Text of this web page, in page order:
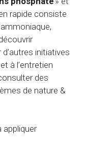
rapide consiste
initiatives
à l’entretien
des
de nature &
appliquer